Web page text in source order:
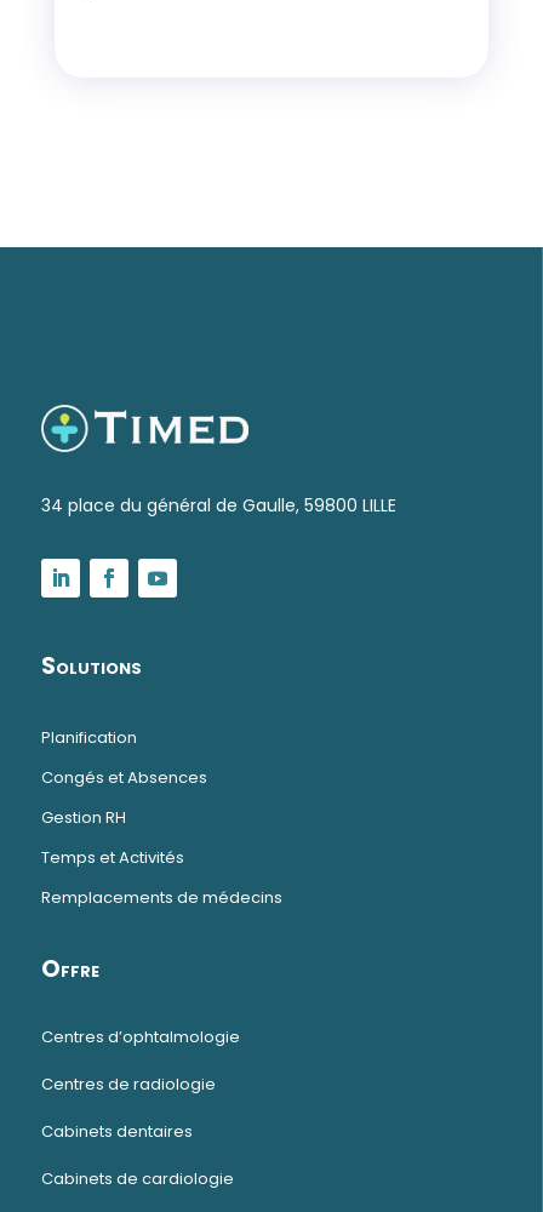
34 place du général de Gaulle, 59800 LILLE
Solutions
Planification
Congés et Absences
Gestion RH
Temps et Activités
Remplacements de médecins
Offre
Centres d’ophtalmologie
Centres de radiologie
Cabinets dentaires
Cabinets de cardiologie